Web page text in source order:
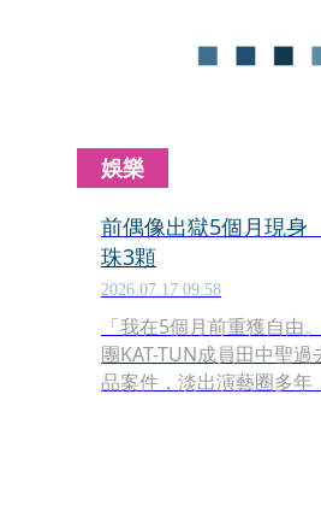
娛樂
前偶像出獄5個月現
珠3顆
2026.07.17 09:58
「我在5個月前重獲自由
團KAT-TUN成員田中聖
品案件，淡出演藝圈多年